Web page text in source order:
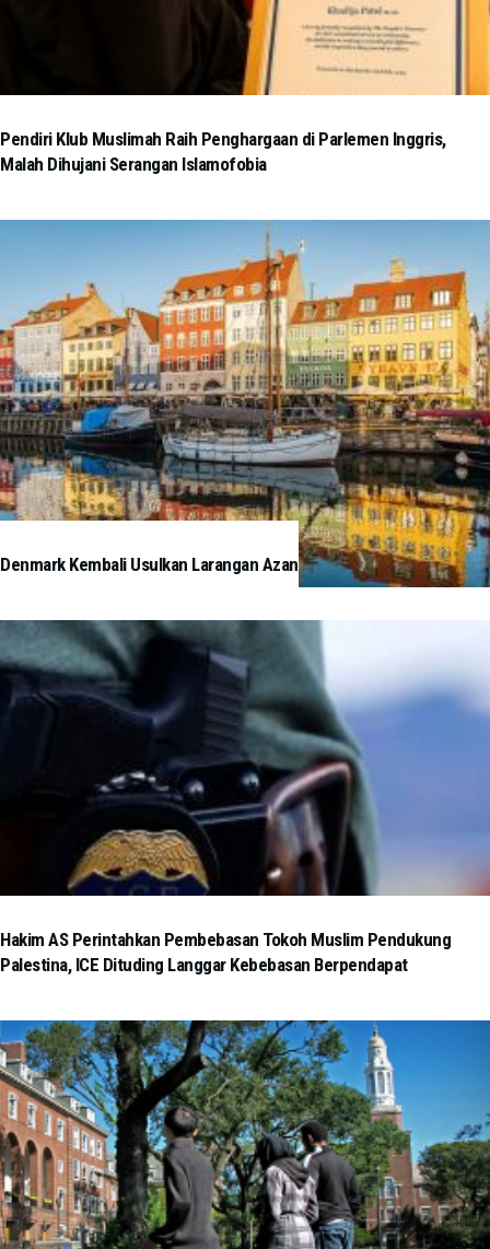
Pendiri Klub Muslimah Raih Penghargaan di Parlemen Inggris,
Malah Dihujani Serangan Islamofobia
Denmark Kembali Usulkan Larangan Azan
Hakim AS Perintahkan Pembebasan Tokoh Muslim Pendukung
Palestina, ICE Dituding Langgar Kebebasan Berpendapat